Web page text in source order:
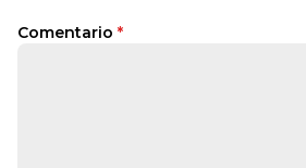
Comentario *